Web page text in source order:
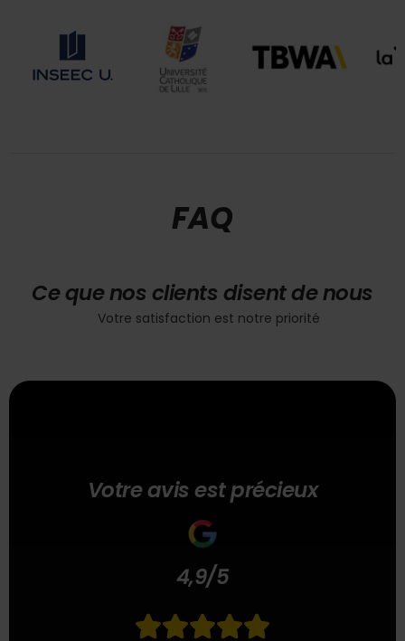
FAQ
Ce que nos clients disent de nous
Votre satisfaction est notre priorité
Votre avis est précieux
4,9/5
